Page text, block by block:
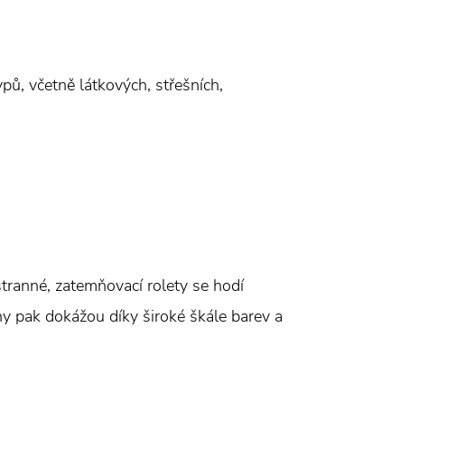
včetně látkových, střešních,
zatemňovací rolety se hodí
pak dokážou díky široké škále barev a